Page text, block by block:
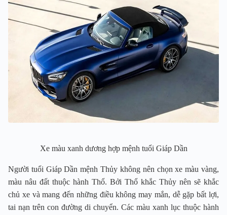
Xe màu xanh dương hợp mệnh tuổi Giáp Dần
Người tuổi Giáp Dần mệnh Thủy không nên chọn xe màu vàng,
màu nâu đất thuộc hành Thổ. Bởi Thổ khắc Thủy nên sẽ khắc
chủ xe và mang đến những điều không may mắn, dễ gặp bất lợi,
tai nạn trên con đường di chuyển. Các màu xanh lục thuộc hành